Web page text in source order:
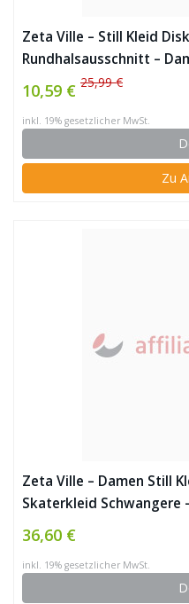
Zeta Ville – Still Kleid
Rundhalsausschnitt –
10,59 € 25,99 €
inkl. 19% gesetzlicher MwSt.
Zu
Zeta Ville – Damen Still
Skaterkleid Schwangere
36,60 €
inkl. 19% gesetzlicher MwSt.